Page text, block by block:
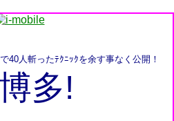
40人斬ったﾃｸﾆｯｸを余す事なく公開！
多!